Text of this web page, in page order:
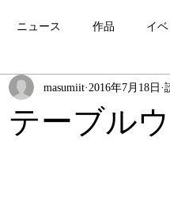
ニュース 作品 イベ
テーブル
masumiit 2016年7月18日